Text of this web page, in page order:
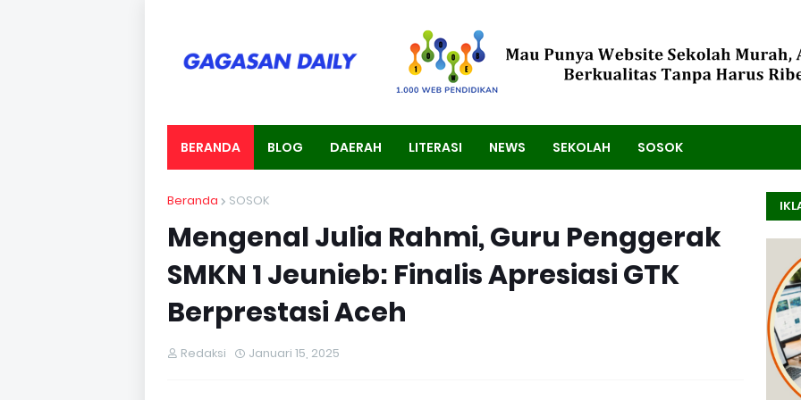
BERANDA BLOG DAERAH LITERASI NEWS SEKOLAH SOSOK
Beranda SOSOK
Mengenal Julia Rahmi, Guru Penggerak
SMKN 1 Jeunieb: Finalis Apresiasi GTK
Berprestasi Aceh
Redaksi Januari 15, 2025